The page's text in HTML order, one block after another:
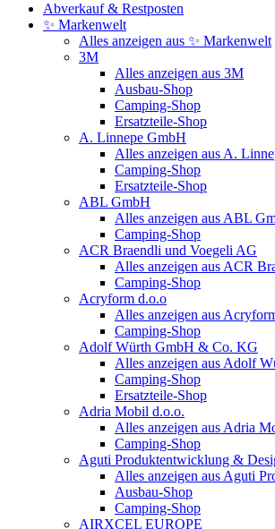
Abverkauf & Restposten
✨ Markenwelt
Alles anzeigen aus ✨ Markenwelt
3M
Alles anzeigen aus 3M
Ausbau-Shop
Camping-Shop
Ersatzteile-Shop
A. Linnepe GmbH
Alles anzeigen aus A.
Camping-Shop
Ersatzteile-Shop
ABL GmbH
Alles anzeigen aus ABL
Camping-Shop
ACR Braendli und Voegeli AG
Alles anzeigen aus ACR
Camping-Shop
Acryform d.o.o
Alles anzeigen aus
Camping-Shop
Adolf Würth GmbH & Co. KG
Alles anzeigen aus Adolf
Camping-Shop
Ersatzteile-Shop
Adria Mobil d.o.o.
Alles anzeigen aus Adria
Camping-Shop
Aguti Produktentwicklung &
Alles anzeigen aus Aguti
Ausbau-Shop
Camping-Shop
AIRXCEL EUROPE